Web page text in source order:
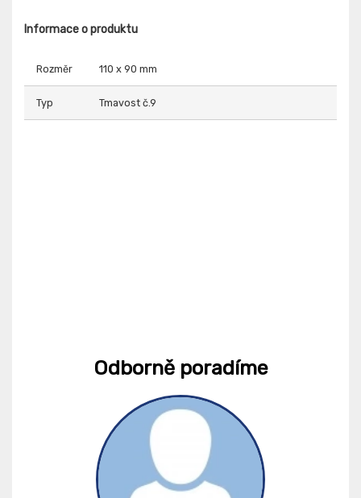
Informace o produktu
Rozměr 110 x 90 mm
Typ Tmavost č.9
Odborně poradíme